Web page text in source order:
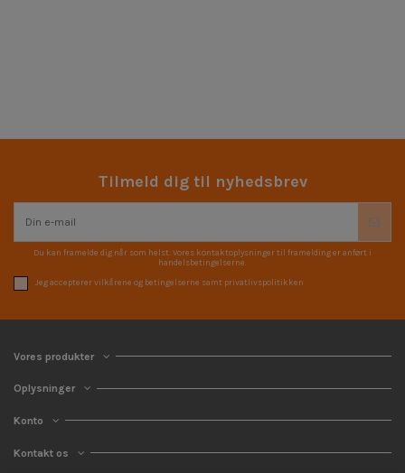
Tilmeld dig til nyhedsbrev
Du kan framelde dig når som helst. Vores kontaktoplysninger til framelding er anført i
handelsbetingelserne.
Jeg accepterer vilkårene og betingelserne samt privatlivspolitikken
Vores produkter
Oplysninger
Konto
Kontakt os